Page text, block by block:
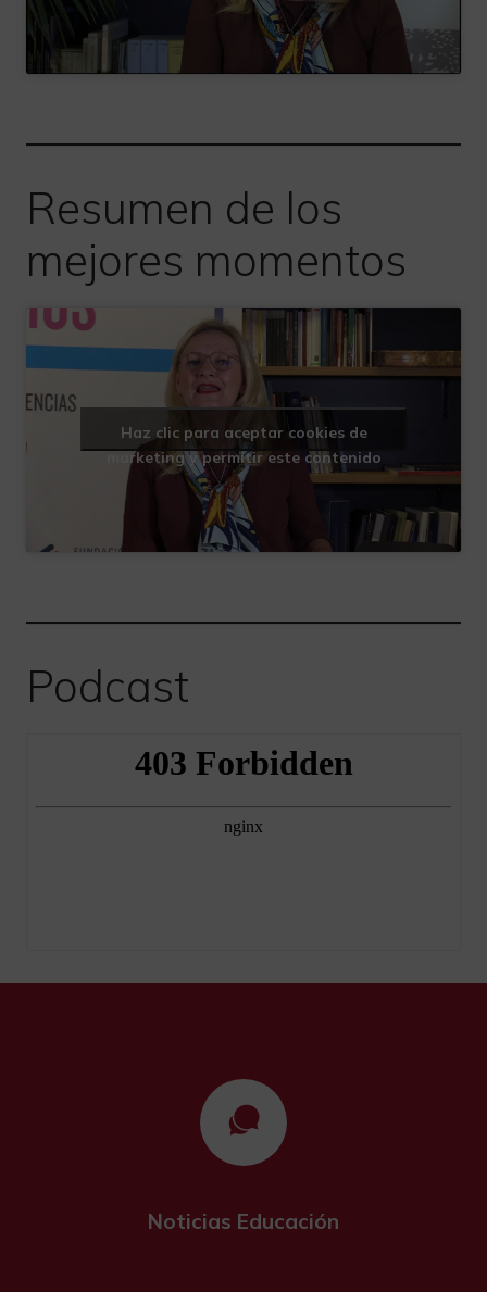
Resumen de los
mejores momentos
Haz clic para aceptar cookies de
marketing y permitir este contenido
Podcast
Noticias Educación